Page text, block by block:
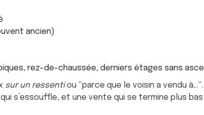
ancien)
rez-de-chaussée, derniers étages sans
sur un ressentiou “parce que le voisin a vendu à…”.
s’essouffle, et une vente qui se termine plus